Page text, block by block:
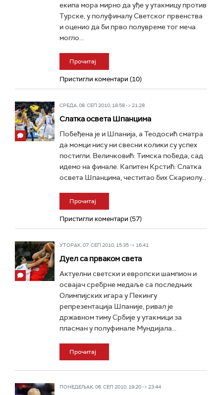
екипа мора мирно да уђе у утакмицу против
Турске, у полуфиналу Светског првенства
и оценио да би прво полувреме тог меча
могло...
Прочитај
Пристигли коментари (10)
СРЕДА, 08. СЕП 2010, 18:58 -> 21:28
Слатка освета Шпанцима
Побеђена је и Шпанија, а Теодосић сматра
да момци нису ни свесни колики су успех
постигли. Величковић: Тимска победа, сад
идемо на финале. Капитен Крстић: Слатка
освета Шпанцима, честитао бих Скариолу...
Прочитај
Пристигли коментари (57)
УТОРАК, 07. СЕП 2010, 15:35 -> 16:41
Дуел са прваком света
Актуелни светски и европски шампион и
освајач сребрне медаље са последњих
Олимпијских игара у Пекингу
репрезентација Шпаније, ривал је
државном тиму Србије у утакмици за
пласман у полуфинале Мундијала...
Прочитај
ПОНЕДЕЉАК, 06. СЕП 2010, 19:20 -> 23:44